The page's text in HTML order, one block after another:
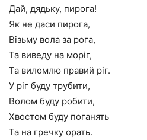
Дай, дядьку, пирога!
Як не даси пирога,
Візьму вола за рога,
Та виведу на моріг,
Та виломлю правий ріг.
У ріг буду трубити,
Волом буду робити,
Хвостом буду поганять
Та на гречку орать.